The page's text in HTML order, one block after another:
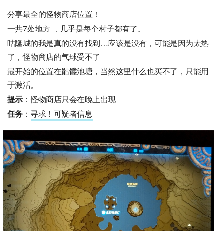
分享最全的怪物商店位置！
一共7处地方 ，几乎是每个村子都有了。
咕隆城的我是真的没有找到…应该是没有，可能是因为太热
了，怪物商店的气球受不了
最开始的位置在骷髅池塘，当然这里什么也买不了，只能用
于激活。
提示 ：怪物商店只会在晚上出现
任务 ： 寻求！可疑者信息